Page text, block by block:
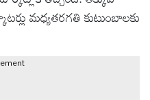
మధ్యతరగతి కుటుంబాలకు